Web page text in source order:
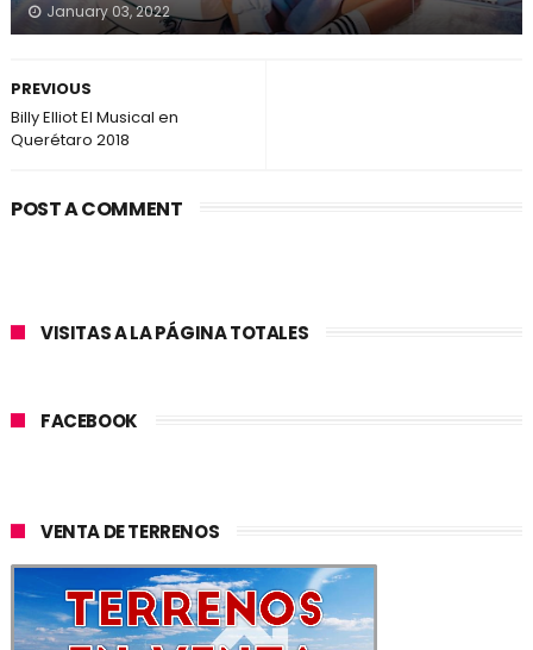
January 03, 2022
PREVIOUS
Billy Elliot El Musical en
Querétaro 2018
POST A COMMENT
VISITAS A LA PÁGINA TOTALES
FACEBOOK
VENTA DE TERRENOS